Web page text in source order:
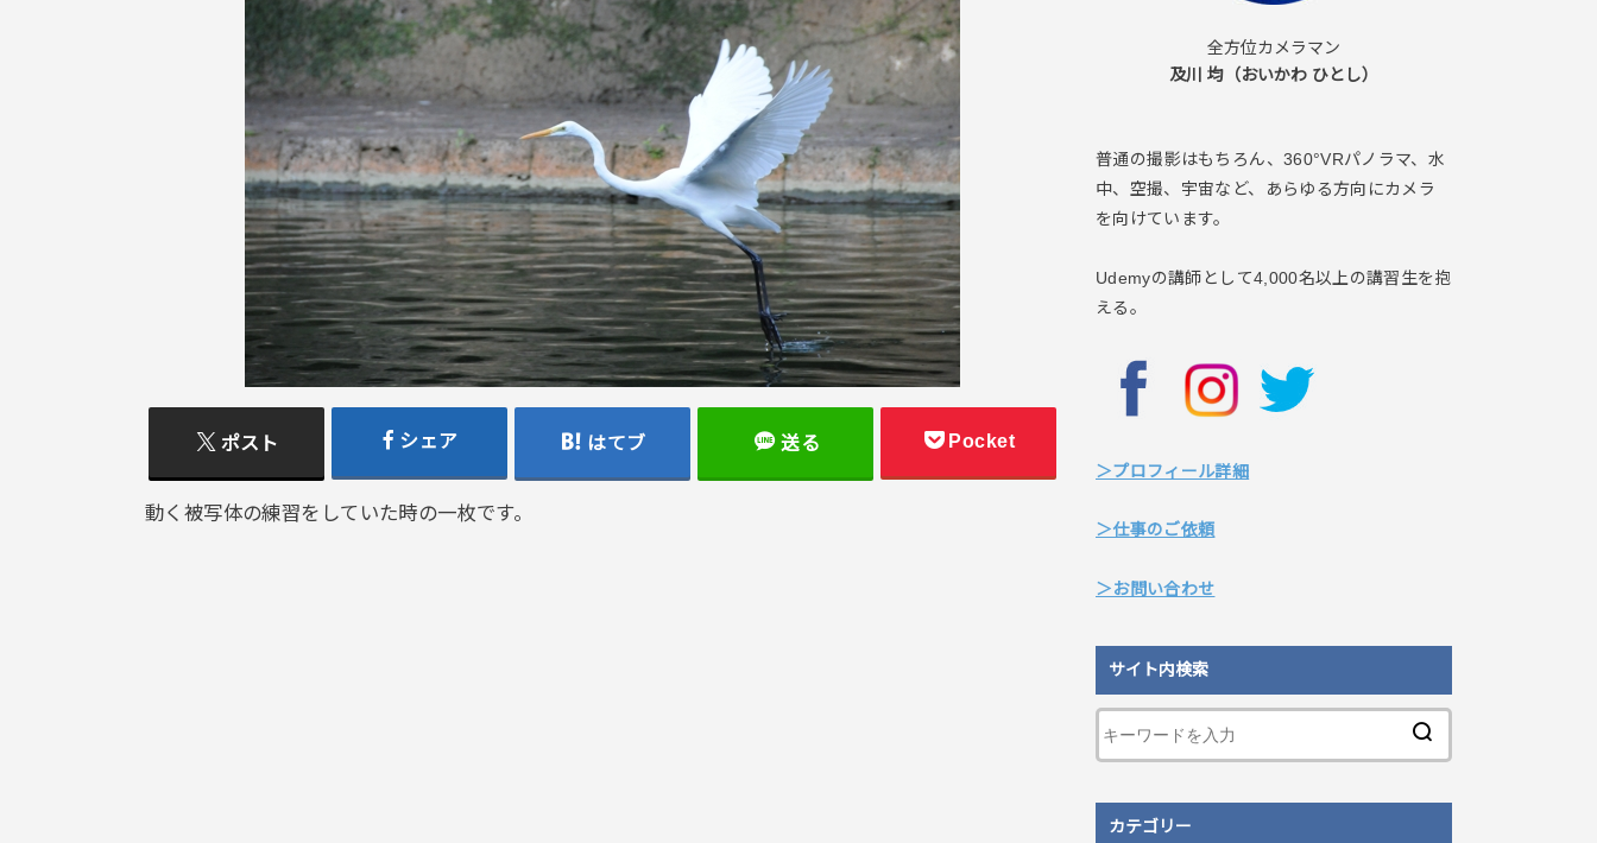
ポスト シェア はてブ 送る Pocket
動く被写体の練習をしていた時の一枚です。
全方位カメラマン
及川 均（おいかわ ひとし）
普通の撮影はもちろん、360°VRパノラマ、水
中、空撮、宇宙など、あらゆる方向にカメラ
を向けています。
Udemyの講師として4,000名以上の講習生を抱
える。
＞プロフィール詳細
＞仕事のご依頼
＞お問い合わせ
サイト内検索
カテゴリー